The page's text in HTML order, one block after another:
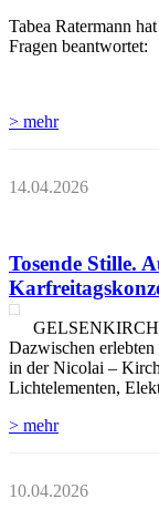
Tabea Ratermann
Fragen beantwortet:
> mehr
14.04.2026
Tosende Stille.
Dazwischen
in der Nicolai –
Lichtelementen,
> mehr
10.04.2026